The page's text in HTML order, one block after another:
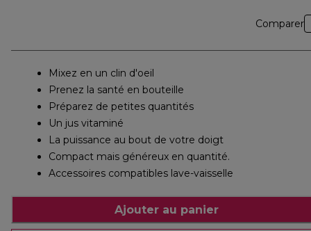
Comparer
Mixez en un clin d'oeil
Prenez la santé en bouteille
Préparez de petites quantités
Un jus vitaminé
La puissance au bout de votre doigt
Compact mais généreux en quantité.
Accessoires compatibles lave-vaisselle
Ajouter au panier